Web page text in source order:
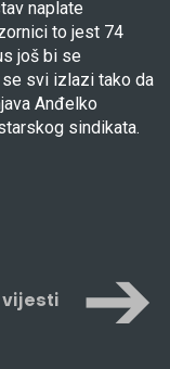
naplate
to jest 74
još bi se
svi izlazi tako da
Anđelko
sindikata.